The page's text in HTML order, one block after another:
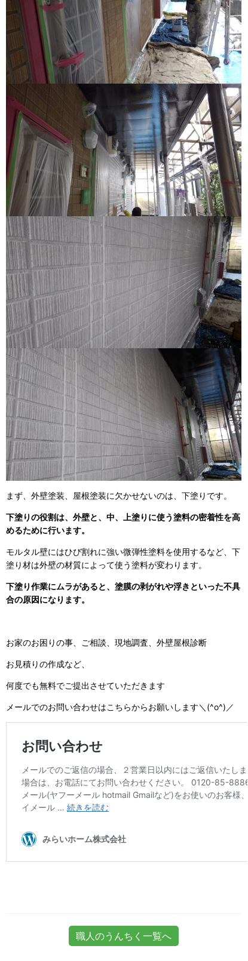
まず、外壁塗装、屋根塗装に欠かせないのは、下塗りです。
下塗りの役割は、外壁と、中、上塗りに使う塗料の密着性を高
めるために行います。
モルタル壁にはひび割れに強い微弾性塗料を使用するなど、下
塗り材は外壁の材質によって使う塗料が変わります。
下塗り作業にムラがあると、塗膜の剥がれや浮きといった不具
合の原因になります。
お家のお困りの事、ご相談、現地調査、外壁屋根診断
お見積りの作成など、
何度でも無料でご提出させていただきます
メールでのお問い合わせはこちらからお願いします＼(^o^)／
職人のうんちく一覧へ